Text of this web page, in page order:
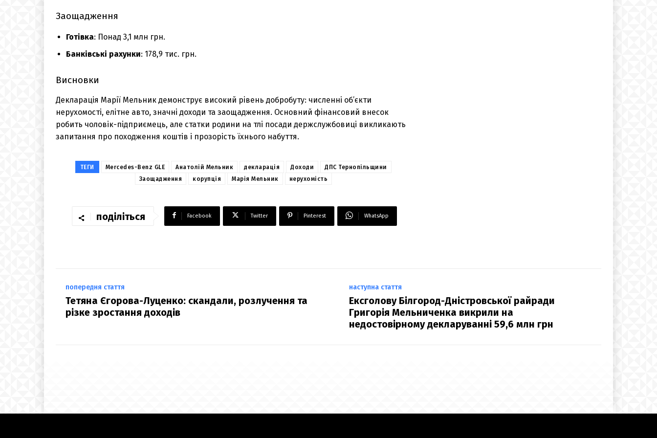
Заощадження
Готівка: Понад 3,1 млн грн.
Банківські рахунки: 178,9 тис. грн.
Висновки
Декларація Марії Мельник демонструє високий рівень добробуту: численні об’єкти
нерухомості, елітне авто, значні доходи та заощадження. Основний фінансовий внесок
робить чоловік-підприємець, але статки родини на тлі посади держслужбовиці викликають
запитання про походження коштів і прозорість їхнього набуття.
ТЕГИ Mercedes-Benz GLE Анатолій Мельник декларація Доходи
ДПС Тернопільщини
Заощадження
корупція Марія Мельник нерухомість
поділіться Facebook Twitter Pinterest WhatsApp
попередня стаття
Тетяна Єгорова-Луценко: скандали, розлучення та
різке зростання доходів
наступна стаття
Ексголову Білгород-Дністровської райради
Григорія Мельниченка викрили на
недостовірному декларуванні 59,6 млн грн